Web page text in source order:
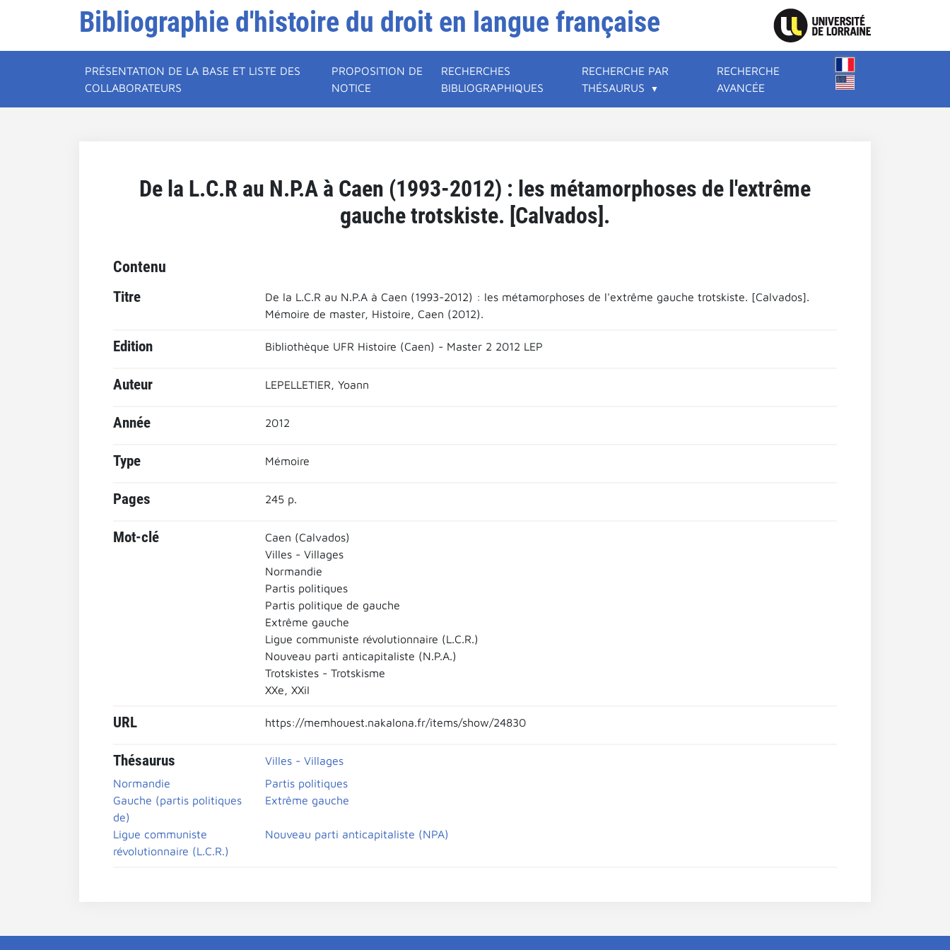
Bibliographie d'histoire du droit en langue française
PRÉSENTATION DE LA BASE ET LISTE DES
COLLABORATEURS
PROPOSITION DE
NOTICE
RECHERCHES
BIBLIOGRAPHIQUES
RECHERCHE PAR
THÉSAURUS
RECHERCHE
AVANCÉE
De la L.C.R au N.P.A à Caen (1993-2012) : les métamorphoses de l'extrême
gauche trotskiste. [Calvados].
Contenu
Titre
De la L.C.R au N.P.A à Caen (1993-2012) : les métamorphoses de l'extrême gauche trotskiste. [Calvados].
Mémoire de master, Histoire, Caen (2012).
Edition Bibliothèque UFR Histoire (Caen) - Master 2 2012 LEP
Auteur LEPELLETIER, Yoann
Année 2012
Type Mémoire
Pages 245 p.
Mot-clé
Caen (Calvados)
Villes - Villages
Normandie
Partis politiques
Partis politique de gauche
Extrême gauche
Ligue communiste révolutionnaire (L.C.R.)
Nouveau parti anticapitaliste (N.P.A.)
Trotskistes - Trotskisme
XXe, XXiI
URL https://memhouest.nakalona.fr/items/show/24830
Thésaurus
Villes - Villages
Normandie
Partis politiques
Gauche (partis politiques
de)
Extrême gauche
Ligue communiste
révolutionnaire (L.C.R.)
Nouveau parti anticapitaliste (NPA)